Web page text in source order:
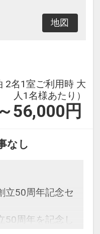
地図
2名1室ご利用時 大
人1名様あたり）
56,000 円
なし
立50周年記念セ
周年を記念し